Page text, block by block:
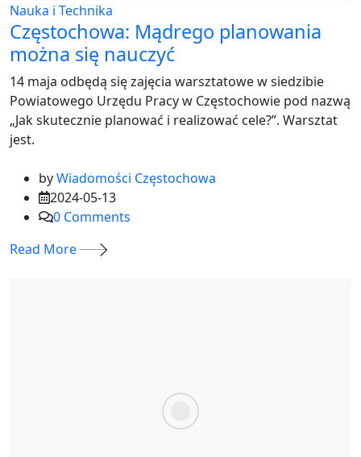
Nauka i Technika
Częstochowa: Mądrego planowania
można się nauczyć
14 maja odbędą się zajęcia warsztatowe w siedzibie
Powiatowego Urzędu Pracy w Częstochowie pod nazwą
„Jak skutecznie planować i realizować cele?”. Warsztat
jest.
byWiadomości Częstochowa
2024-05-13
0 Comments
Read More